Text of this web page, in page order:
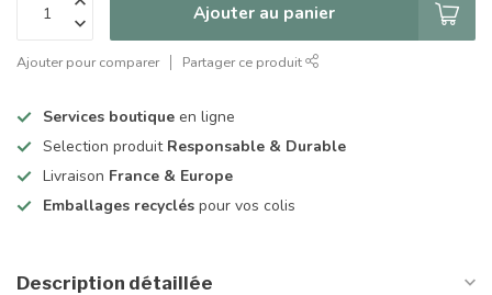
Ajouter au panier
Ajouter pour comparer Partager ce produit
Services boutique en ligne
Selection produit Responsable & Durable
Livraison France & Europe
Emballages recyclés pour vos colis
Description détaillée